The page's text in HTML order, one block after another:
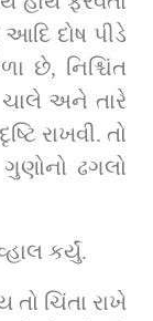
દોષ પીડે
છે, નિશ્ચિંત
અને તારે
રાખવી. તો
ઢગલો
કર્યું.
તો ચિંતા રાખે